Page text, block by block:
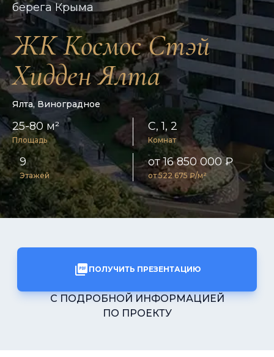
берега Крыма
ЖК Космос Стэй
Хидден Ялта
Ялта, Виноградное
25-80 м²
Площадь
С, 1, 2
Комнат
9
Этажей
от 16 850 000 ₽
от 522 675 ₽/м²
ПОЛУЧИТЬ ПРЕЗЕНТАЦИЮ
С ПОДРОБНОЙ ИНФОРМАЦИЕЙ
ПО ПРОЕКТУ